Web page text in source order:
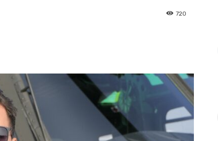
720